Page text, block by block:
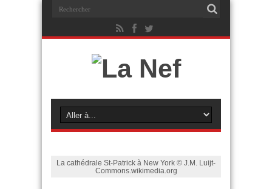
La cathédrale St-Patrick à New York © J.M. Luijt-
Commons.wikimedia.org